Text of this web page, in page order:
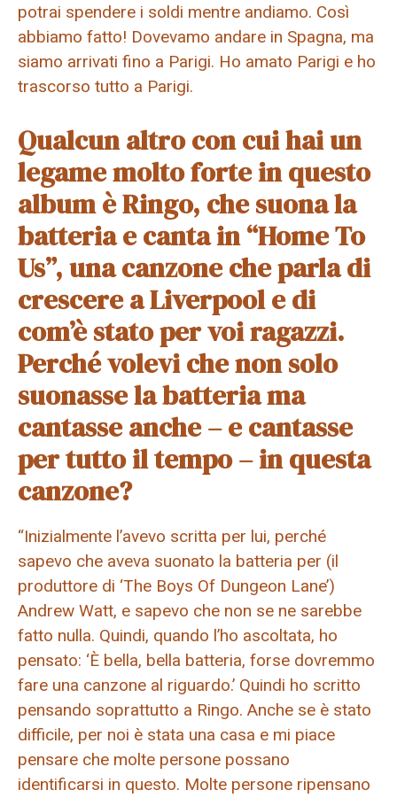
potrai spendere i soldi mentre andiamo. Così
abbiamo fatto! Dovevamo andare in Spagna, ma
siamo arrivati fino a Parigi. Ho amato Parigi e ho
trascorso tutto a Parigi.
Qualcun altro con cui hai un
legame molto forte in questo
album è Ringo, che suona la
batteria e canta in “Home To
Us”, una canzone che parla di
crescere a Liverpool e di
com’è stato per voi ragazzi.
Perché volevi che non solo
suonasse la batteria ma
cantasse anche – e cantasse
per tutto il tempo – in questa
canzone?
“Inizialmente l’avevo scritta per lui, perché
sapevo che aveva suonato la batteria per (il
produttore di ‘The Boys Of Dungeon Lane’)
Andrew Watt, e sapevo che non se ne sarebbe
fatto nulla. Quindi, quando l’ho ascoltata, ho
pensato: ‘È bella, bella batteria, forse dovremmo
fare una canzone al riguardo.’ Quindi ho scritto
pensando soprattutto a Ringo. Anche se è stato
difficile, per noi è stata una casa e mi piace
pensare che molte persone possano
identificarsi in questo. Molte persone ripensano